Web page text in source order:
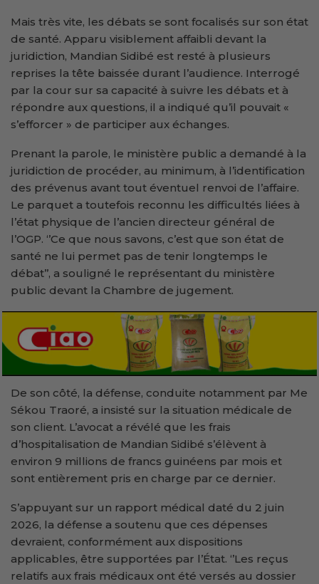
Mais très vite, les débats se sont focalisés sur son état
de santé. Apparu visiblement affaibli devant la
juridiction, Mandian Sidibé est resté à plusieurs
reprises la tête baissée durant l’audience. Interrogé
par la cour sur sa capacité à suivre les débats et à
répondre aux questions, il a indiqué qu’il pouvait «
s’efforcer » de participer aux échanges.
Prenant la parole, le ministère public a demandé à la
juridiction de procéder, au minimum, à l’identification
des prévenus avant tout éventuel renvoi de l’affaire.
Le parquet a toutefois reconnu les difficultés liées à
l’état physique de l’ancien directeur général de
l’OGP. ‘’Ce que nous savons, c’est que son état de
santé ne lui permet pas de tenir longtemps le
débat’’, a souligné le représentant du ministère
public devant la Chambre de jugement.
De son côté, la défense, conduite notamment par Me
Sékou Traoré, a insisté sur la situation médicale de
son client. L’avocat a révélé que les frais
d’hospitalisation de Mandian Sidibé s’élèvent à
environ 9 millions de francs guinéens par mois et
sont entièrement pris en charge par ce dernier.
S’appuyant sur un rapport médical daté du 2 juin
2026, la défense a soutenu que ces dépenses
devraient, conformément aux dispositions
applicables, être supportées par l’État. ‘’Les reçus
relatifs aux frais médicaux ont été versés au dossier